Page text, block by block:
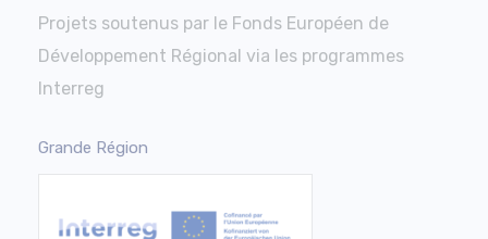
Projets soutenus par le Fonds Européen de
Développement Régional via les programmes
Interreg
Grande Région